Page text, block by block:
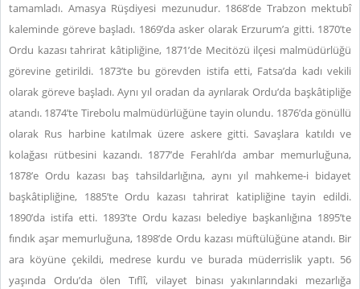
tamamladı. Amasya Rüşdiyesi mezunudur. 1868’de Trabzon mektubî
kaleminde göreve başladı. 1869’da asker olarak Erzurum’a gitti. 1870’te
Ordu kazası tahrirat kâtipliğine, 1871’de Mecitözü ilçesi malmüdürlüğü
görevine getirildi. 1873’te bu görevden istifa etti, Fatsa’da kadı vekili
olarak göreve başladı. Aynı yıl oradan da ayrılarak Ordu’da başkâtipliğe
atandı. 1874’te Tirebolu malmüdürlüğüne tayin olundu. 1876’da gönüllü
olarak Rus harbine katılmak üzere askere gitti. Savaşlara katıldı ve
kolağası rütbesini kazandı. 1877’de Ferahlı’da ambar memurluğuna,
1878’e Ordu kazası baş tahsildarlığına, aynı yıl mahkeme-i bidayet
başkâtipliğine, 1885’te Ordu kazası tahrirat katipliğine tayin edildi.
1890’da istifa etti. 1893’te Ordu kazası belediye başkanlığına 1895’te
fındık aşar memurluğuna, 1898’de Ordu kazası müftülüğüne atandı. Bir
ara köyüne çekildi, medrese kurdu ve burada müderrislik yaptı. 56
yaşında Ordu’da ölen Tıflî, vilayet binası yakınlarındaki mezarlığa